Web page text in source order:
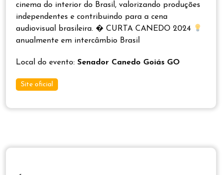
cinema do interior do Brasil, valorizando produções
independentes e contribuindo para a cena
audiovisual brasileira. � CURTA CANEDO 2024
anualmente em intercâmbio Brasil
Local do evento: Senador Canedo Goiás GO
Site oficial